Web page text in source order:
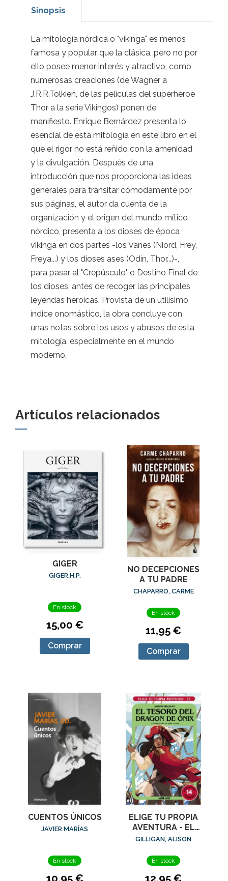
Sinopsis
La mitología nórdica o "vikinga" es menos
famosa y popular que la clásica, pero no por
ello posee menor interés y atractivo, como
numerosas creaciones (de Wagner a
J.R.R.Tolkien, de las películas del superhéroe
Thor a la serie Vikingos) ponen de
manifiesto. Enrique Bernárdez presenta lo
esencial de esta mitología en este libro en el
que el rigor no está reñido con la amenidad
y la divulgación. Después de una
introducción que nos proporciona las ideas
generales para transitar cómodamente por
sus páginas, el autor da cuenta de la
organización y el origen del mundo mítico
nórdico, presenta a los dioses de época
vikinga en dos partes -los Vanes (Niörd, Frey,
Freya...) y los dioses ases (Odín, Thor...)-,
para pasar al "Crepúsculo" o Destino Final de
los dioses, antes de recoger las principales
leyendas heroicas. Provista de un utilísimo
índice onomástico, la obra concluye con
unas notas sobre los usos y abusos de esta
mitología, especialmente en el mundo
moderno.
Artículos relacionados
GIGER
GIGER,H.P.
En stock
15,00 €
Comprar
NO DECEPCIONES
A TU PADRE
CHAPARRO, CARME
En stock
11,95 €
Comprar
CUENTOS ÚNICOS
JAVIER MARÍAS
En stock
10,95 €
ELIGE TU PROPIA
AVENTURA - EL
TESORO DEL
GILLIGAN, ALISON
En stock
12,95 €